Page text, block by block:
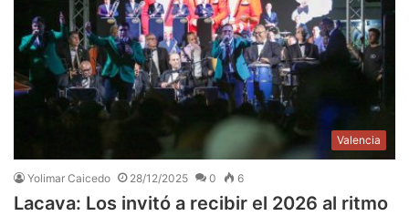
Valencia
Yolimar Caicedo 28/12/2025 0 6
Lacava: Los invitó a recibir el 2026 al ritmo